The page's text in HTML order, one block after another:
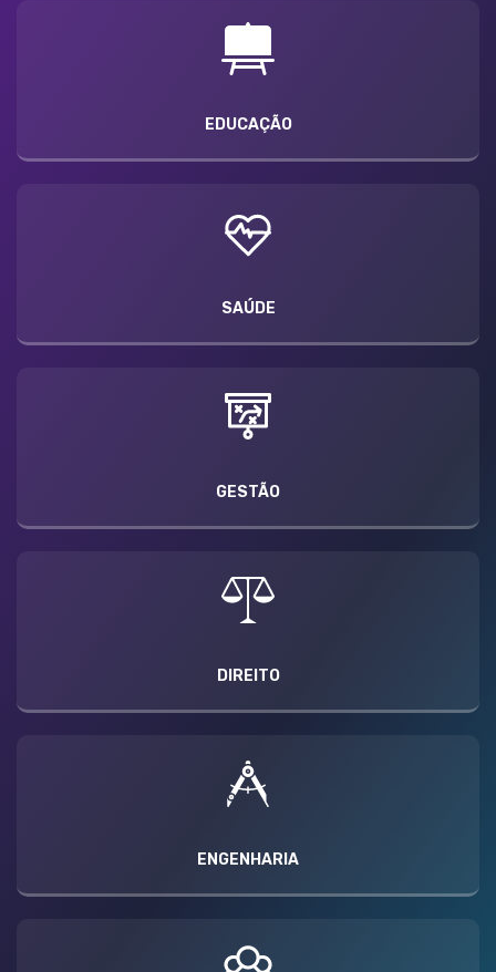
EDUCAÇÃO
SAÚDE
GESTÃO
DIREITO
ENGENHARIA